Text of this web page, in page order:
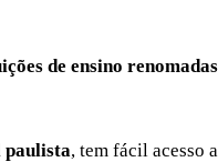
de ensino renomadas
paulista, tem fácil acesso a